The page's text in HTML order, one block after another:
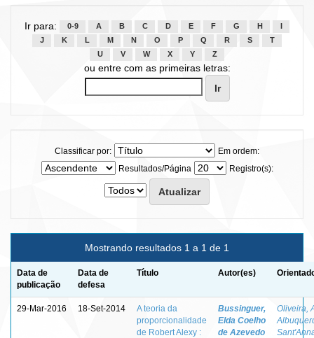
Ir para: 0-9 A B C D E F G H
J
K L M N O P Q R S
T
U
V W X Y Z
ou entre com as primeiras letras:
Classificar por:
Em ordem:
Resultados/Página
Registro(s):
Mostrando resultados 1 a 1 de 1
Data de
publicação
Data de
defesa
Título Autor(es)
29-Mar-2016 18-Set-2014
A teoria da
proporcionalidade
de Robert Alexy :
Bussinguer,
Elda Coelho
de Azevedo
Oliveira,